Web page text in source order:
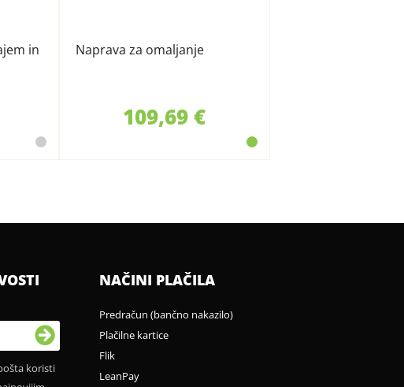
in
Naprava za omaljanje
109,69 €
koristi
NAČINI PLAČILA
Predračun (bančno nakazilo)
Plačilne kartice
Flik
LeanPay